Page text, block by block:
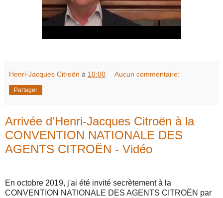
Henri-Jacques Citroën à 10:00 Aucun commentaire:
Partager
Arrivée d'Henri-Jacques Citroën à la
CONVENTION NATIONALE DES
AGENTS CITROËN - Vidéo
En octobre 2019, j'ai été invité secrètement à la
CONVENTION NATIONALE DES AGENTS CITROËN par